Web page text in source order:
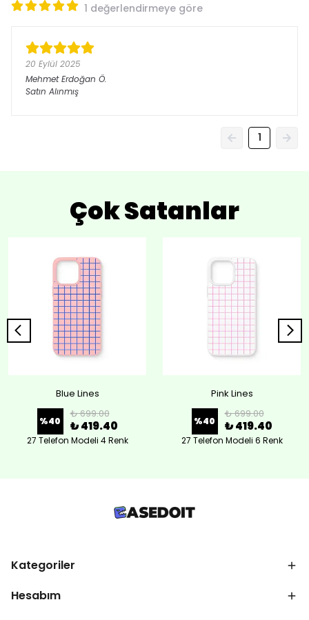
1 değerlendirmeye göre
20 Eylül 2025
Mehmet Erdoğan Ö.
Satın Alınmış
1
Çok Satanlar
Blue Lines
%40
₺ 699.00
₺ 419.40
27 Telefon Modeli 4 Renk
Pink Lines
%40
₺ 699.00
₺ 419.40
27 Telefon Modeli 6 Renk
Kategoriler
Hesabım